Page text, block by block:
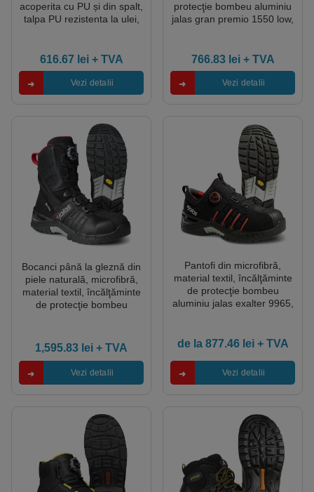
acoperita cu PU și din spalt,
talpa PU rezistenta la ulei,
616.67 lei+ TVA
Vezi detalii
protecţie bombeu aluminiu
jalas gran premio 1550 low,
negru
766.83 lei+ TVA
Vezi detalii
Bocanci până la gleznă din
piele naturală, microfibră,
material textil, încălţăminte
de protecţie bombeu
mărimi 34 – 47, culoare
negru
1,595.83 lei + TVA
Vezi detalii
Pantofi din microfibră,
material textil, încălţăminte
de protecţie bombeu
aluminiu jalas exalter 9965,
de la 877.46 lei+ TVA
Vezi detalii